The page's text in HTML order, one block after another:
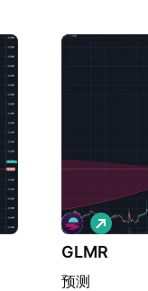
GLMR
预测
做
多